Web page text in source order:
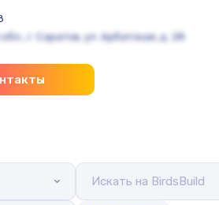
г. Саратов, ул. Арбатская, д. 28